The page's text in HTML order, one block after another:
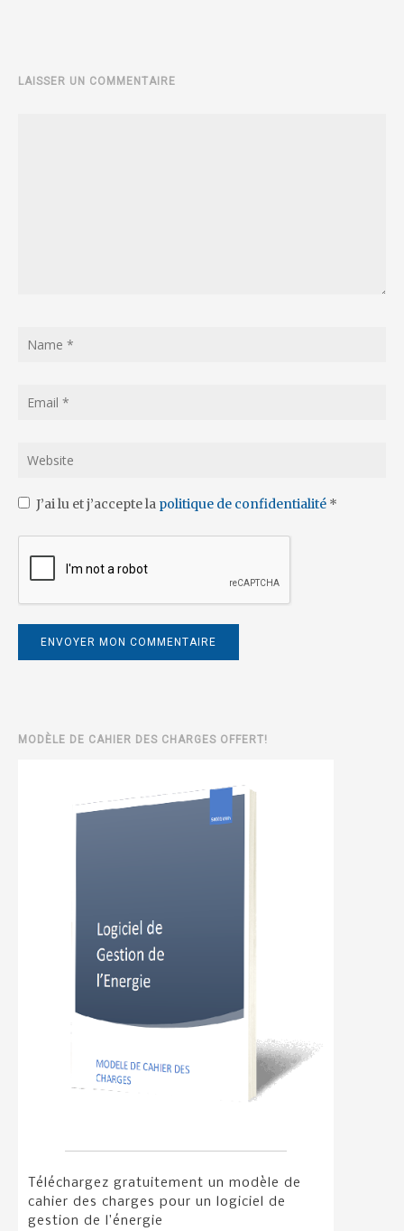
LAISSER UN COMMENTAIRE
J’ai lu et j’accepte la politique de confidentialité *
MODÈLE DE CAHIER DES CHARGES OFFERT!
Téléchargez gratuitement un modèle de
cahier des charges pour un logiciel de
gestion de l’énergie